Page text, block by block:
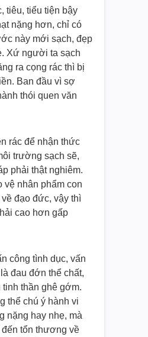
tiêu, tiểu tiện bậy
nặng hơn, chỉ có
này mới sạch, đẹp
Xứ người ta sạch
ra cọng rác thì bị
Ban đầu vì sợ
thói quen văn
rác để nhận thức
trường sạch sẽ,
phải thật nghiêm.
vệ nhân phẩm con
đạo đức, vậy thì
cao hơn gấp
công tình dục, vấn
đau đớn thể chất,
thần ghê gớm.
thể chú ý hành vi
nặng hay nhẹ, mà
tổn thương về